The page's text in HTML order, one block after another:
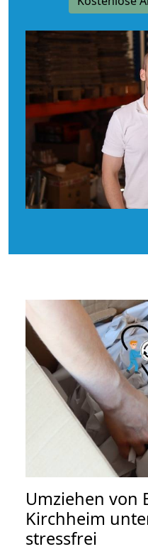
Umziehen von
Kirchheim
stressfrei